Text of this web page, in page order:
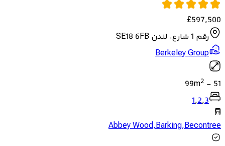
£597,500
رقم 1 شارع، لندن SE18 6FB
Berkeley Group
51
-
99m2
1,2,3
Abbey Wood,Barking,Becontree